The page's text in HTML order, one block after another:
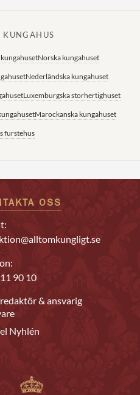
KUNGAHUS
Norska kungahuset
Nederländska kungahuset
Luxemburgska storhertighuset
Marockanska kungahuset
furstehus
OSS
90 10
& ansvarig
Nyhlén